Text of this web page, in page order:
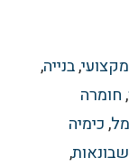
,בנייה,
,חומרה
,כימיה
,